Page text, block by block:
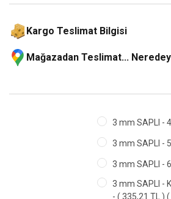
Kargo Teslimat Bilgisi
Mağazadan Teslimat...
3 mm SAPLI -
3 mm SAPLI -
3 mm SAPLI -
3 mm SAPLI -
- ( 335,21 TL ) (